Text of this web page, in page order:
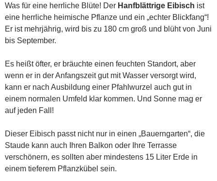
Was für eine herrliche Blüte! Der Hanfblättrige Eibisch ist
eine herrliche heimische Pflanze und ein „echter Blickfang“!
Er ist mehrjährig, wird bis zu 180 cm groß und blüht von Juni
bis September.
Es heißt öfter, er bräuchte einen feuchten Standort, aber
wenn er in der Anfangszeit gut mit Wasser versorgt wird,
kann er nach Ausbildung einer Pfahlwurzel auch gut in
einem normalen Umfeld klar kommen. Und Sonne mag er
auf jeden Fall!
Dieser Eibisch passt nicht nur in einen „Bauerngarten“, die
Staude kann auch Ihren Balkon oder Ihre Terrasse
verschönern, es sollten aber mindestens 15 Liter Erde in
einem tieferem Pflanzkübel sein.